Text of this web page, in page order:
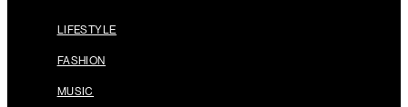
LIFESTYLE
FASHION
MUSIC